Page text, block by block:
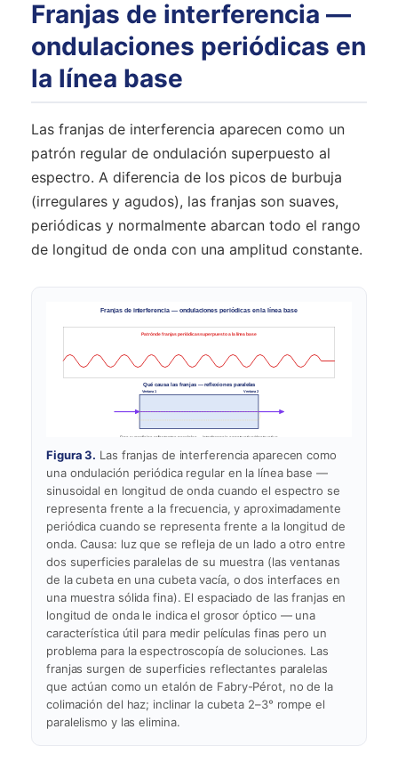
Franjas de interferencia —
ondulaciones periódicas en
la línea base
Las franjas de interferencia aparecen como un
patrón regular de ondulación superpuesto al
espectro. A diferencia de los picos de burbuja
(irregulares y agudos), las franjas son suaves,
periódicas y normalmente abarcan todo el rango
de longitud de onda con una amplitud constante.
Franjas de interferencia — ondulaciones periódicas en la línea base
Patrón de franjas periódicas superpuesto a la línea base
Qué causa las franjas — reflexiones paralelas
Ventana 1 Ventana 2
Dos superficies reflectantes paralelas → interferencia constructiva/destructiva
Figura 3. Las franjas de interferencia aparecen como
una ondulación periódica regular en la línea base —
sinusoidal en longitud de onda cuando el espectro se
representa frente a la frecuencia, y aproximadamente
periódica cuando se representa frente a la longitud de
onda. Causa: luz que se refleja de un lado a otro entre
dos superficies paralelas de su muestra (las ventanas
de la cubeta en una cubeta vacía, o dos interfaces en
una muestra sólida fina). El espaciado de las franjas en
longitud de onda le indica el grosor óptico — una
característica útil para medir películas finas pero un
problema para la espectroscopía de soluciones. Las
franjas surgen de superficies reflectantes paralelas
que actúan como un etalón de Fabry-Pérot, no de la
colimación del haz; inclinar la cubeta 2–3° rompe el
paralelismo y las elimina.